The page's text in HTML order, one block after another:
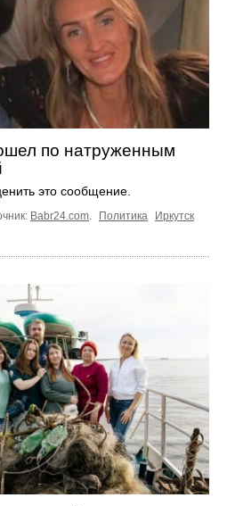
по натруженным
это сообщение.
Babr24.com Политика
Иркутск